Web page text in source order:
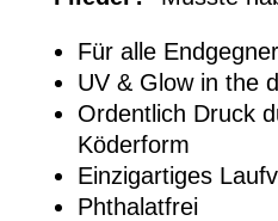
Für alle
UV & Glow in the
Ordentlich Druck
Köderform
Einzigartiges
Phthalatfrei